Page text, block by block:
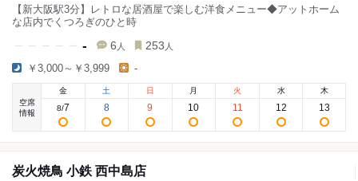
【新大阪駅3分】レトロな居酒屋で楽しむ洋食メニュー◆アットホーム
な店内でくつろぎのひと時
- 6 人 253 人
￥3,000～￥3,999 -
空席
情報
金
8/7
土
8
日
9
月
10
火
11
水
12
木
13
炭火焼鳥 小鉄 西中島店